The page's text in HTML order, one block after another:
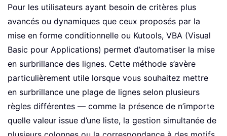
Pour les utilisateurs ayant besoin de critères plus
avancés ou dynamiques que ceux proposés par la
mise en forme conditionnelle ou Kutools, VBA (Visual
Basic pour Applications) permet d’automatiser la mise
en surbrillance des lignes. Cette méthode s’avère
particulièrement utile lorsque vous souhaitez mettre
en surbrillance une plage de lignes selon plusieurs
règles différentes — comme la présence de n’importe
quelle valeur issue d’une liste, la gestion simultanée de